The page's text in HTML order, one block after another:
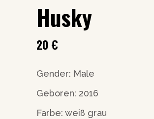
Husky
20 €
Gender: Male
Geboren: 2016
Farbe: weiß grau